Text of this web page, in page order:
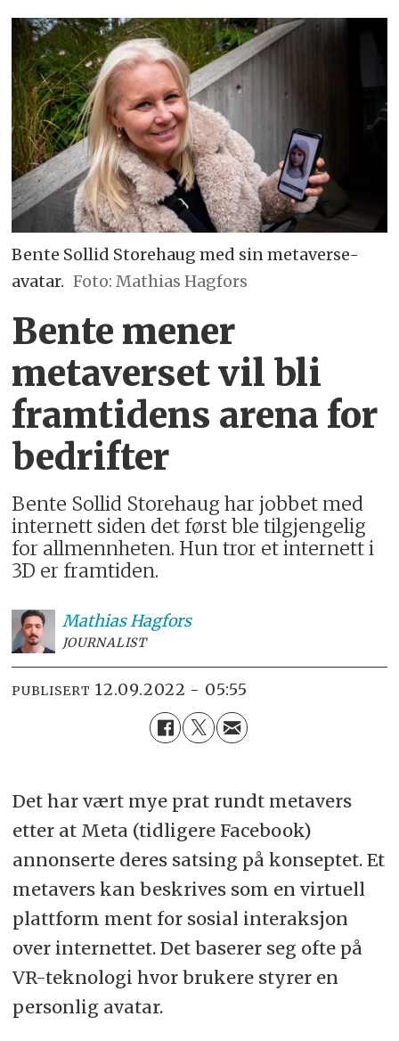
Bente Sollid Storehaug med sin metaverse-
avatar. Foto: Mathias Hagfors
Bente mener
metaverset vil bli
framtidens arena for
bedrifter
Bente Sollid Storehaug har jobbet med
internett siden det først ble tilgjengelig
for allmennheten. Hun tror et internett i
3D er framtiden.
MathiasHagfors
JOURNALIST
PUBLISERT 12.09.2022 - 05:55
Det har vært mye prat rundt metavers
etter at Meta (tidligere Facebook)
annonserte deres satsing på konseptet. Et
metavers kan beskrives som en virtuell
plattform ment for sosial interaksjon
over internettet. Det baserer seg ofte på
VR-teknologi hvor brukere styrer en
personlig avatar.